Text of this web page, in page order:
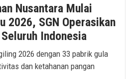
Nusantara Mulai
2026, SGN Operasikan
Indonesia
2026 dengan 33 pabrik gula
dan ketahanan pangan